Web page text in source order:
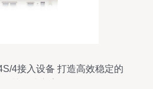
4接入设备 打造高效稳定的